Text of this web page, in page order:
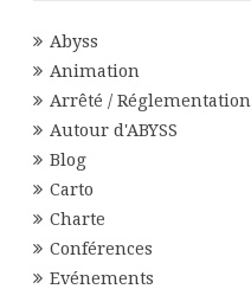
Abyss
Animation
Arrêté / Réglementation
Autour d'ABYSS
Blog
Carto
Charte
Conférences
Evénements